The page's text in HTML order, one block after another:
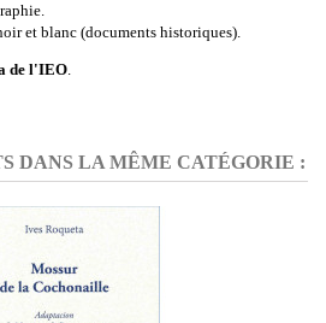
et blanc (documents historiques).
de l'IEO.
DANS LA MÊME CATÉGORIE :